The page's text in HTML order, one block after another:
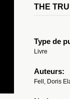
THE
Type de
Livre
Auteurs:
Fell, Doris